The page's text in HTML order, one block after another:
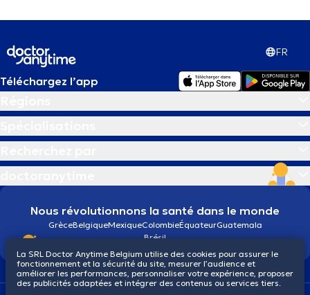
FR
Téléchargez l’app
Nous révolutionnons la santé dans le monde
GrèceBelgiqueMexiqueColombieÉquateurGuatemala
Brésil
La SRL Doctor Anytime Belgium utilise des cookies pour assurer le
fonctionnement et la sécurité du site, mesurer l’audience et
améliorer les performances, personnaliser votre expérience, proposer
des publicités adaptées et intégrer des contenus ou services tiers.